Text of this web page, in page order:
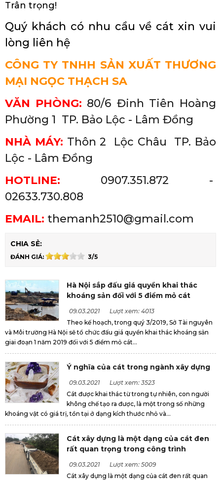
Trân trọng!
Quý khách có nhu cầu về cát xin vui
lòng liên hệ
CÔNG TY TNHH SẢN XUẤT THƯƠNG
MẠI NGỌC THẠCH SA
VĂN PHÒNG: 80/6 Đinh Tiên Hoàng
Phường 1 TP. Bảo Lộc - Lâm Đồng
NHÀ MÁY: Thôn 2 Lộc Châu
TP. Bảo
Lộc - Lâm Đồng
HOTLINE:
0907.351.872 -
02633.730.808
EMAIL: themanh2510@gmail.com
CHIA SẺ:
ĐÁNH GIÁ: 3/5
Hà Nội sắp đấu giá quyền khai thác
khoáng sản đối với 5 điểm mỏ cát
09.03.2021
Lượt xem: 4013
Theo kế hoạch, trong quý 3/2019, Sở Tài nguyên
và Môi trường Hà Nội sẽ tổ chức đấu giá quyền khai thác khoáng sản
giai đoạn 1 năm 2019 đối với 5 điểm mỏ cát...
Ý nghĩa của cát trong ngành xây dựng
09.03.2021
Lượt xem: 3523
Cát được khai thác từ trong tự nhiên, con người
không chế tạo ra được, là một trong số những
khoáng vật có giá trị, tồn tại ở dạng kích thước nhỏ và...
Cát xây dựng là một dạng của cát đen
rất quan trọng trong công trình
09.03.2021
Lượt xem: 5009
Cát xây dựng là một dạng của cát đen rất quan